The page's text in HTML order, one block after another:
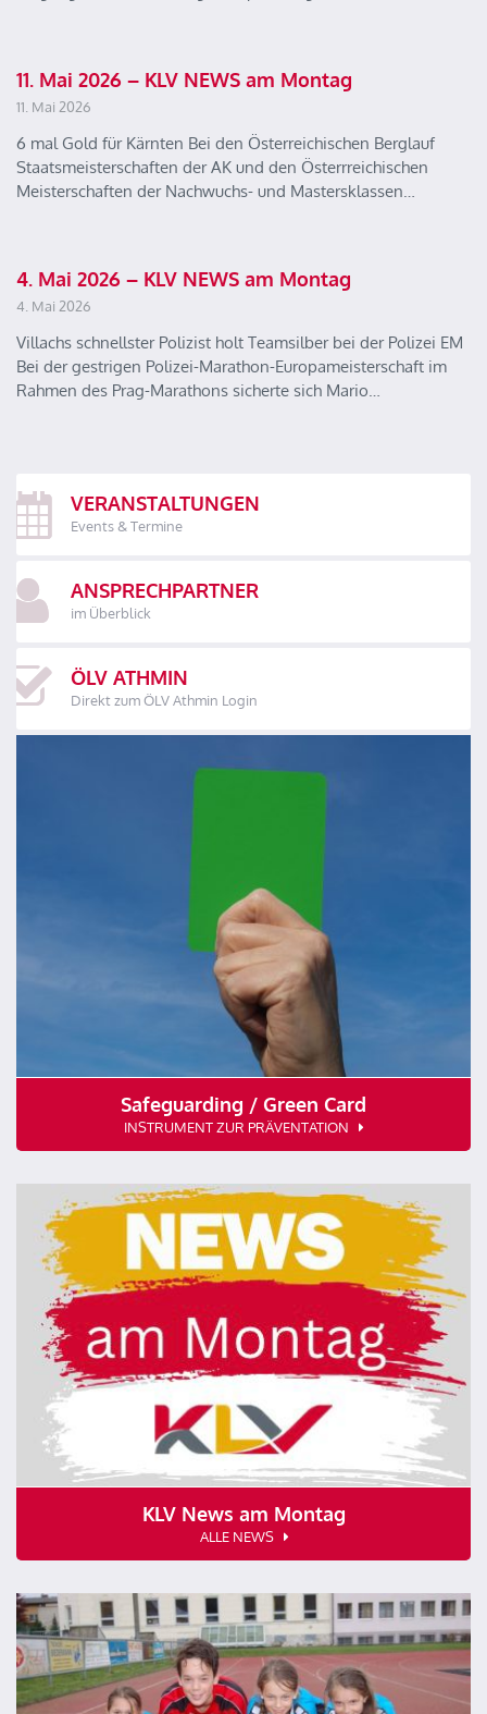
11. Mai 2026 – KLV NEWS am Montag
11. Mai 2026
6 mal Gold für Kärnten Bei den Österreichischen Berglauf
Staatsmeisterschaften der AK und den Österrreichischen
Meisterschaften der Nachwuchs- und Mastersklassen…
4. Mai 2026 – KLV NEWS am Montag
4. Mai 2026
Villachs schnellster Polizist holt Teamsilber bei der Polizei EM
Bei der gestrigen Polizei-Marathon-Europameisterschaft im
Rahmen des Prag-Marathons sicherte sich Mario…
VERANSTALTUNGEN
Events & Termine
ANSPRECHPARTNER
im Überblick
ÖLV ATHMIN
Direkt zum ÖLV Athmin Login
Safeguarding / Green Card
INSTRUMENT ZUR PRÄVENTATION
KLV News am Montag
ALLE NEWS